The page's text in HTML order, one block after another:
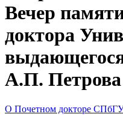
Вечер
доктора
А.П. Петрова
О Почетном докторе